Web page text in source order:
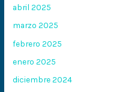
abril 2025
marzo 2025
febrero 2025
enero 2025
diciembre 2024